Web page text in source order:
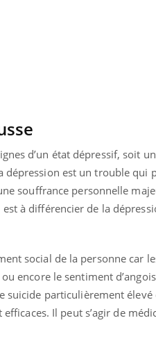
d’un état dépressif, soit
dépression est un trouble qui
souffrance personnelle
à différencier de la
social de la personne car
encore le sentiment
suicide particulièrement
Il peut s’agir de